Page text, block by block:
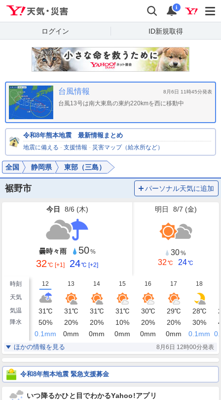
検索 通知
i
ログイン ID新規取得
台風情報 8月6日 11時45分発表
台風13号は南大東島の東約220kmを西に移動中
令和8年熊本地震 最新情報まとめ
地震に備える - 支援情報 - 災害マップ（給水所など）
全国 静岡県 東部（三島）
裾野市 パーソナル天気に追加
今日 8/6 (木)
曇時々雨 50%
32 ℃ [+1] 24℃ [+2]
明日 8/7 (金)
30%
32 ℃ 24℃
時刻 12 13 14 15 16 17
18
天気
気温
31℃ 31℃ 31℃ 31℃ 30℃ 29℃ 28℃
降水 50% 20% 20% 10% 20% 20% 30%
0.1 mm 0mm 0mm 0mm 0mm 0mm 0.1 mm
湿度 62 % 67 % 72%
風
東
4m/s
東
4m/s
東南東
4m/s
東南東
3m/s
東南東
3m/s
東
3m/s
東
3m/s
ほかの情報を見る 8月6日 12時00分発表
令和8年熊本地震 緊急支援募金
いつ降るかひと目でわかるYahoo!アプリ